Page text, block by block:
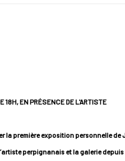
18H,EN PRÉSENCE DE L'ARTISTE
la première exposition personnelle de
perpignanais et la galerie